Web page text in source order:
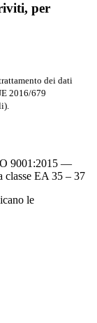
per
dei dati
2016/679
9001:2015 —
classe EA 35 – 37
le